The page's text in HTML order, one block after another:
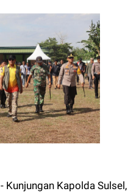
- Kunjungan Kapolda Sulsel,